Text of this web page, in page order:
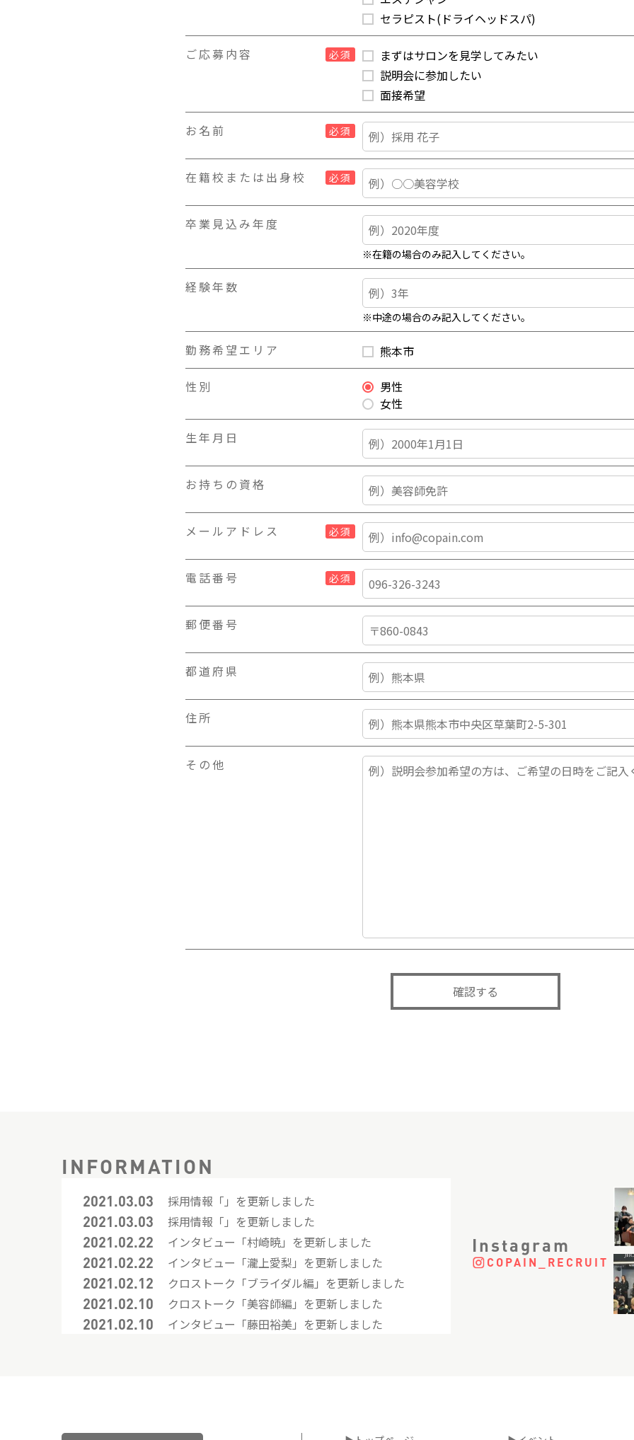
セラピスト(ドライヘッドスパ)
ご応募内容 必須
まずはサロンを見学してみたい
説明会に参加したい
面接希望
お名前 必須
在籍校または出身校 必須
卒業見込み年度
※在籍の場合のみ記入してください。
経験年数
※中途の場合のみ記入してください。
勤務希望エリア 熊本市
性別
男性
女性
生年月日
お持ちの資格
メールアドレス 必須
電話番号 必須
郵便番号
都道府県
住所
その他
INFORMATION
2021.03.03
採用情報「」を更新しました
2021.03.03
採用情報「」を更新しました
2021.02.22
インタビュー「村崎暁」を更新しました
2021.02.22
インタビュー「瀧上愛梨」を更新しました
2021.02.12
クロストーク「ブライダル編」を更新しました
2021.02.10
クロストーク「美容師編」を更新しました
2021.02.10
インタビュー「藤田裕美」を更新しました
Instagram
COPAIN_RECRUIT